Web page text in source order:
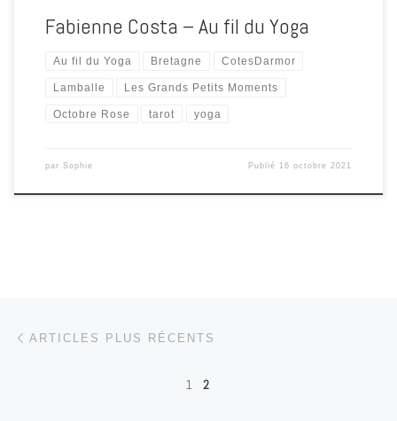
Fabienne Costa – Au fil du Yoga
Au fil du Yoga Bretagne CotesDarmor
Lamballe Les Grands Petits Moments
Octobre Rose tarot yoga
par Sophie Publié 16 octobre 2021
Navigation dans les articles
ARTICLES PLUS RÉCENTS
1 2